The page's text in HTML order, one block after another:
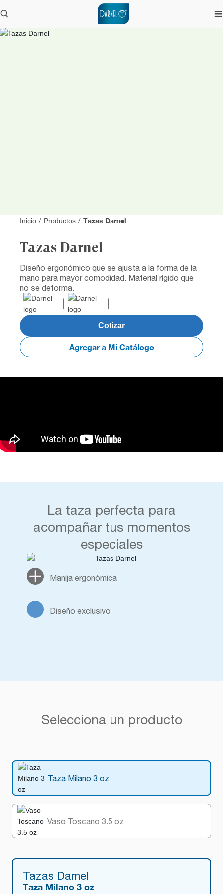
Inicio / Productos / Tazas Darnel
Tazas Darnel
Diseño ergonómico que se ajusta a la forma de la
mano para mayor comodidad. Material rígido que
no se deforma.
Cotizar
Agregar a Mi Catálogo
La taza perfecta para
acompañar tus momentos
especiales
Manija ergonómica
Diseño exclusivo
Selecciona un producto
Taza Milano 3 oz
Vaso Toscano 3.5 oz
Tazas Darnel
Taza Milano 3 oz